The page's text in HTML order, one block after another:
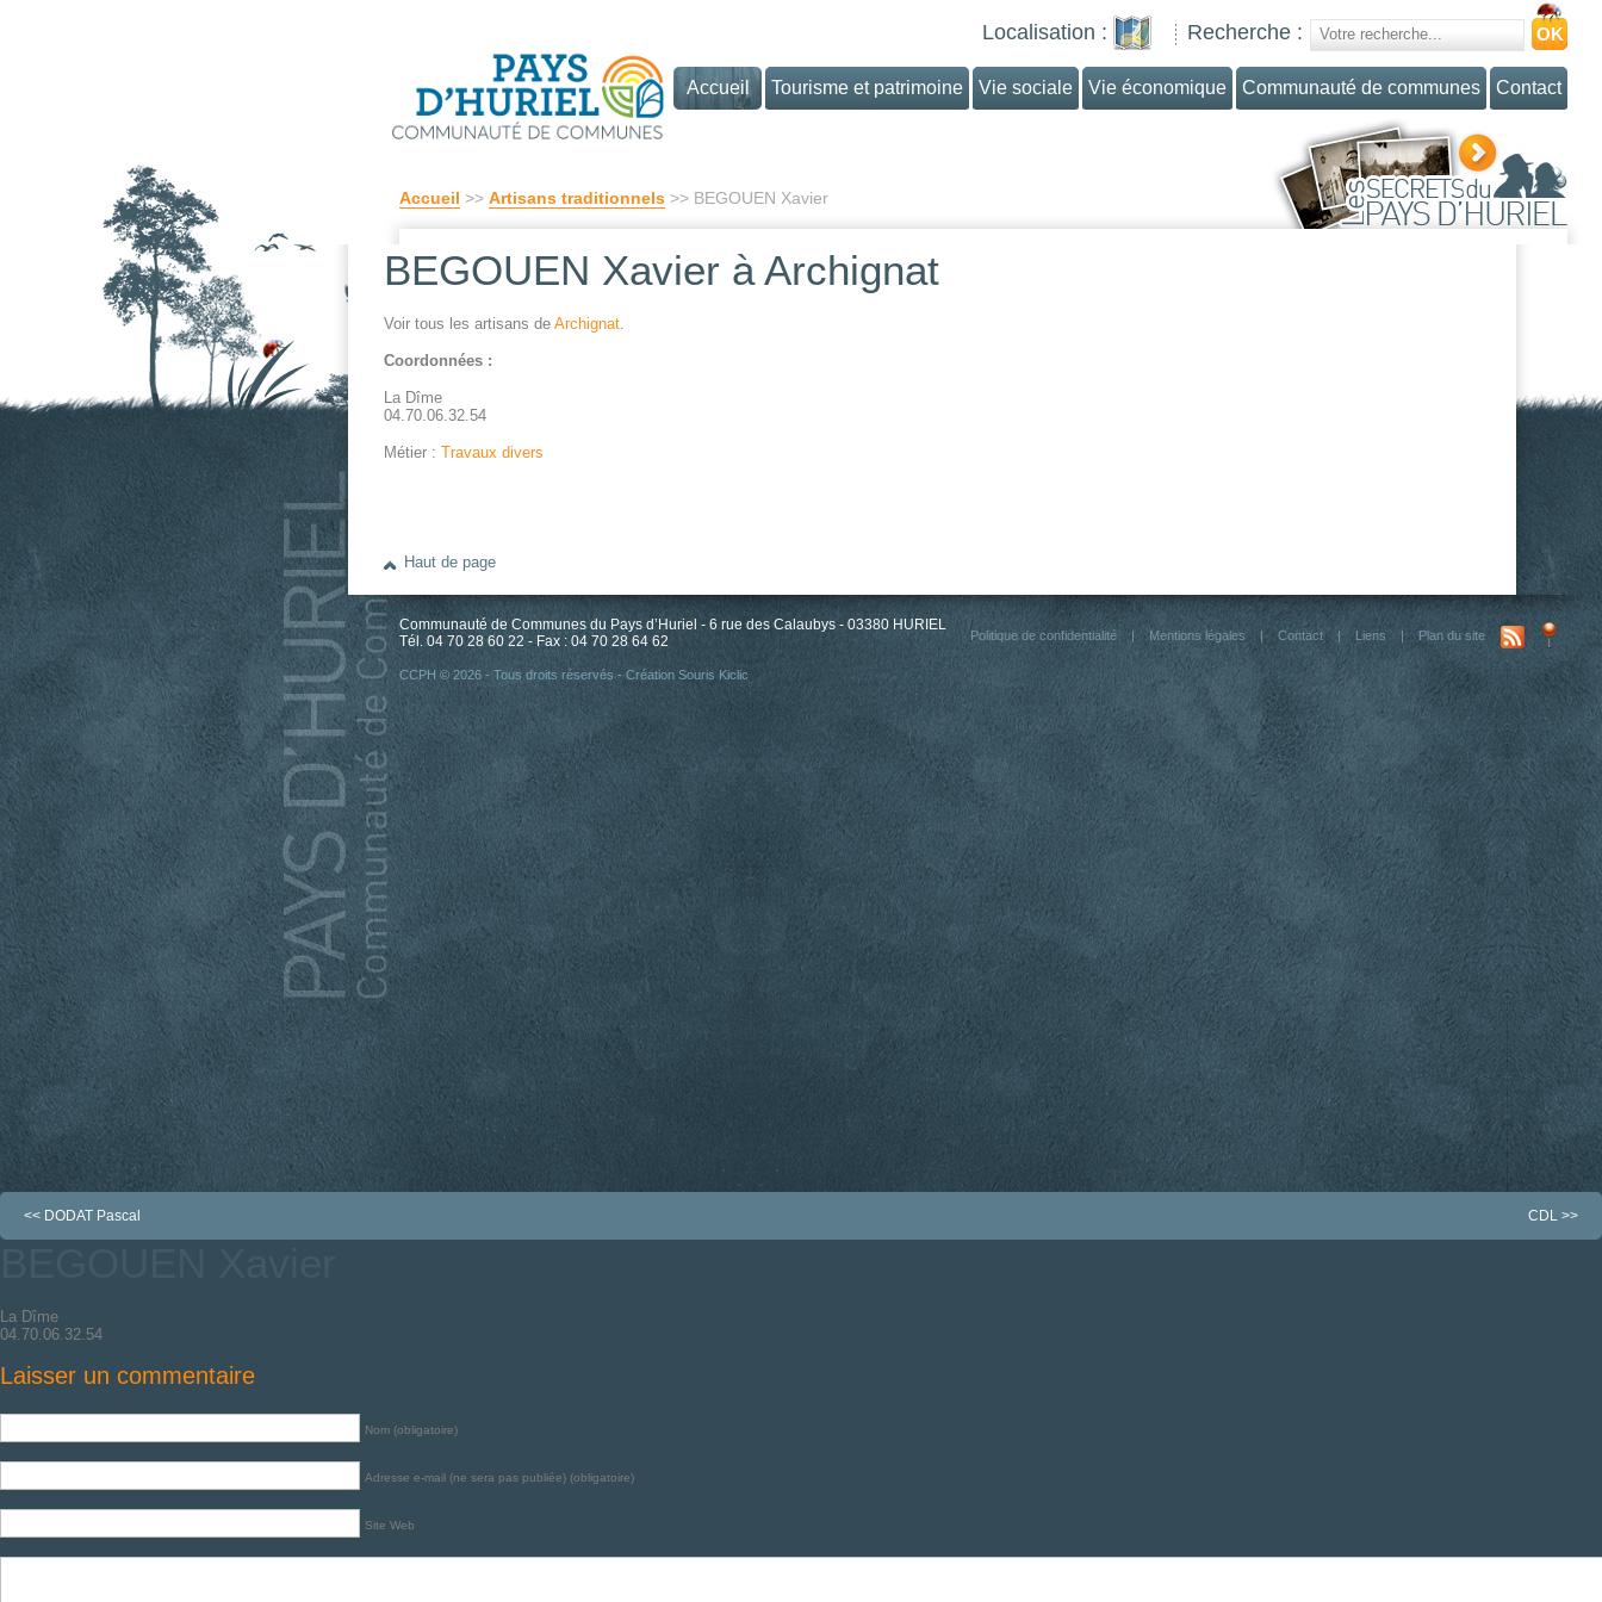
Accueil >> Artisans traditionnels >> BEGOUEN Xavier
Accueil Tourisme et patrimoine Vie sociale Vie économique Communauté de communes Contact
Localisation : Recherche :
BEGOUEN Xavier à Archignat
Voir tous les artisans de Archignat.
Coordonnées :
La Dîme
04.70.06.32.54
Métier : Travaux divers
Haut de page
Communauté de Communes du Pays d’Huriel - 6 rue des Calaubys - 03380 HURIEL
Tél. 04 70 28 60 22 - Fax : 04 70 28 64 62
CCPH © 2026 - Tous droits réservés - Création Souris Kiclic
Politique de confidentialité | Mentions légales | Contact | Liens | Plan du site
<< DODAT Pascal CDL >>
La Dîme
04.70.06.32.54
Laisser un commentaire
Nom (obligatoire)
Adresse e-mail (ne sera pas publiée) (obligatoire)
Site Web